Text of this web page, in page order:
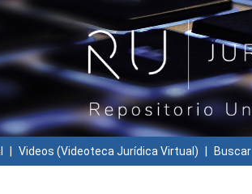
Videos (Videoteca Jurídica Virtual) Buscar